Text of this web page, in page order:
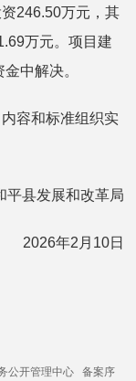
246.50万元，其
万元。项目建
中解决。
容和标准组织实
县发展和改革局
2026年2月10日
公开管理中心 备案序